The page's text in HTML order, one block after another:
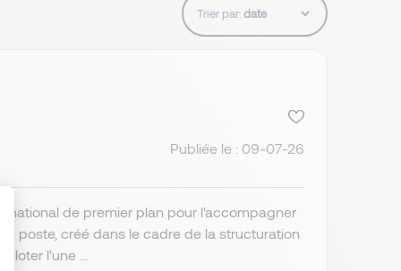
Trier par:
Publiée le : 09-07-26
de premier plan pour l'accompagner
poste, créé dans le cadre de la structuration
l'une ...